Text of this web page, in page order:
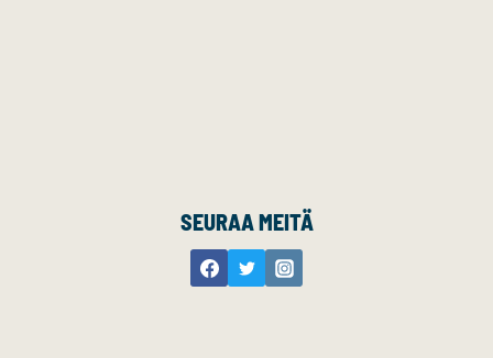
SEURAA MEITÄ